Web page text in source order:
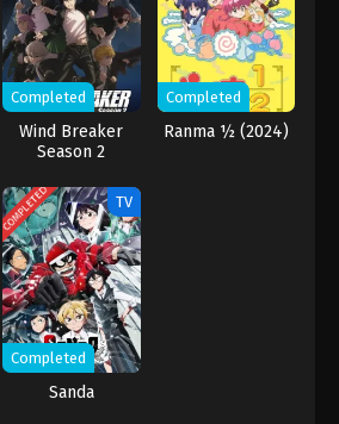
dan menyingkirkannya, Naoya
Yuuta Okkotsu bersikeras menjadi
Game” Kenjaku—sebuah battle royale
Jepang
Completed
Wind Breaker
Season 2
Completed
Ranma ½ (2024)
COMPLETED TV
Completed
Sanda